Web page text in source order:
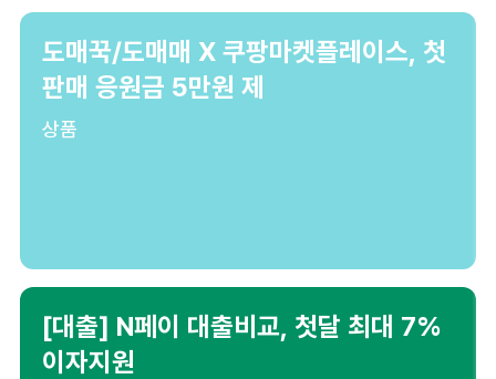
도매꾹/도매매 X 쿠팡마켓플레이스, 첫
판매 응원금 5만원 제
상품
[대출] N페이 대출비교, 첫달 최대 7%
이자지원